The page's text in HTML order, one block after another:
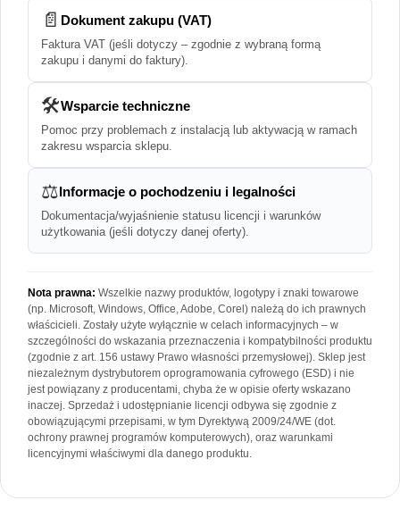
📄 Dokument zakupu (VAT)
Faktura VAT (jeśli dotyczy – zgodnie z wybraną formą
zakupu i danymi do faktury).
🛠️Wsparcie techniczne
Pomoc przy problemach z instalacją lub aktywacją w ramach
zakresu wsparcia sklepu.
⚖️Informacje o pochodzeniu i legalności
Dokumentacja/wyjaśnienie statusu licencji i warunków
użytkowania (jeśli dotyczy danej oferty).
Nota prawna: Wszelkie nazwy produktów, logotypy i znaki towarowe
(np. Microsoft, Windows, Office, Adobe, Corel) należą do ich prawnych
właścicieli. Zostały użyte wyłącznie w celach informacyjnych – w
szczególności do wskazania przeznaczenia i kompatybilności produktu
(zgodnie z art. 156 ustawy Prawo własności przemysłowej). Sklep jest
niezależnym dystrybutorem oprogramowania cyfrowego (ESD) i nie
jest powiązany z producentami, chyba że w opisie oferty wskazano
inaczej. Sprzedaż i udostępnianie licencji odbywa się zgodnie z
obowiązującymi przepisami, w tym Dyrektywą 2009/24/WE (dot.
ochrony prawnej programów komputerowych), oraz warunkami
licencyjnymi właściwymi dla danego produktu.